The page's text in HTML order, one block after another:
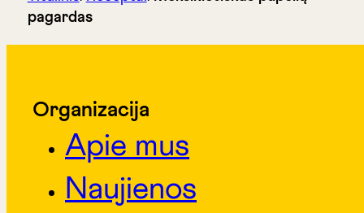
pagardas
Organizacija
Apie mus
Naujienos